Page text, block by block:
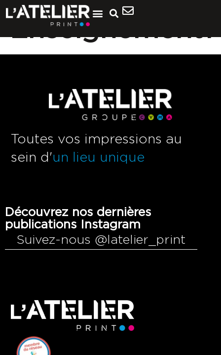
Enseignement1
Toutes vos impressions au
sein d'un lieu unique
Découvrez nos dernières
publications Instagram
Suivez-nous @latelier_print